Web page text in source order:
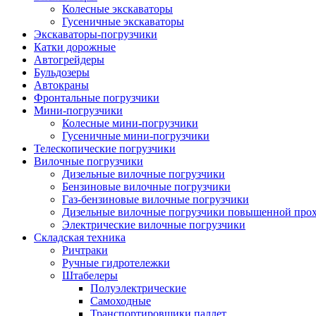
Колесные экскаваторы
Гусеничные экскаваторы
Экскаваторы-погрузчики
Катки дорожные
Автогрейдеры
Бульдозеры
Автокраны
Фронтальные погрузчики
Мини-погрузчики
Колесные мини-погрузчики
Гусеничные мини-погрузчики
Телескопические погрузчики
Вилочные погрузчики
Дизельные вилочные погрузчики
Бензиновые вилочные погрузчики
Газ-бензиновые вилочные погрузчики
Дизельные вилочные погрузчики повышенной
Электрические вилочные погрузчики
Складская техника
Ричтраки
Ручные гидротележки
Штабелеры
Полуэлектрические
Самоходные
Транспортировщики паллет